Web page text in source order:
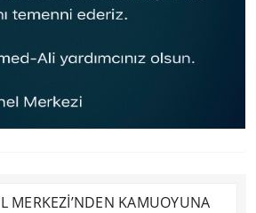
MERKEZİ’NDEN KAMUOYUNA